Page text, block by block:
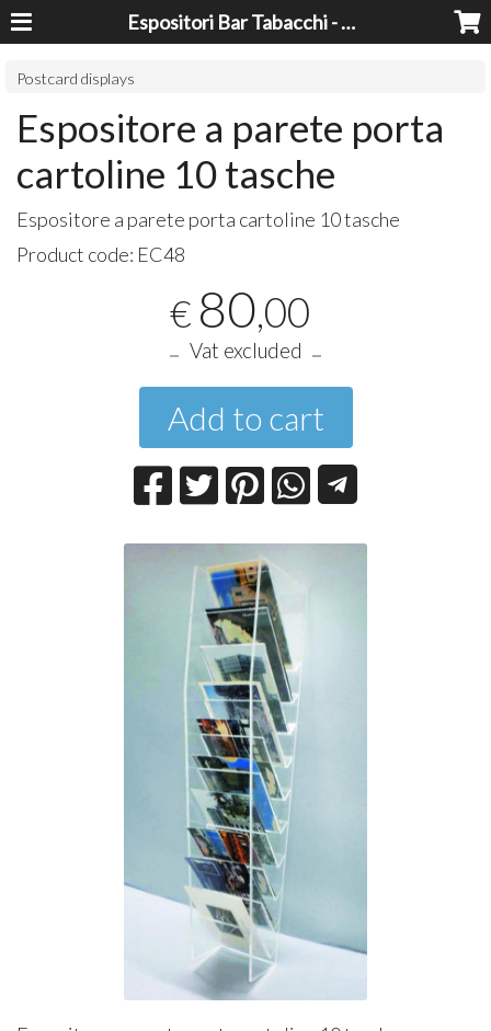
Espositori Bar Tabacchi - Lavorazioni Plexiglass Bari
Postcard displays
Espositore a parete porta
cartoline 10 tasche
Espositore a parete porta cartoline 10 tasche
Product code: EC48
€ 80,00
Vat excluded
Add to cart